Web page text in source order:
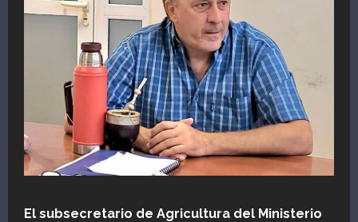
El subsecretario de Agricultura del Ministerio